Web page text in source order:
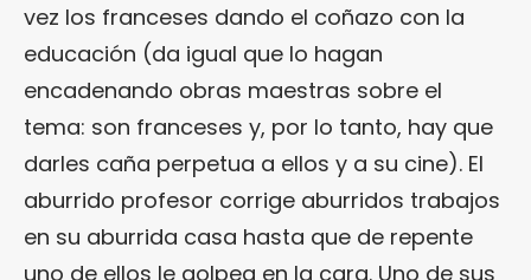
vez los franceses dando el coñazo con la
educación (da igual que lo hagan
encadenando obras maestras sobre el
tema: son franceses y, por lo tanto, hay que
darles caña perpetua a ellos y a su cine). El
aburrido profesor corrige aburridos trabajos
en su aburrida casa hasta que de repente
uno de ellos le golpea en la cara. Uno de sus